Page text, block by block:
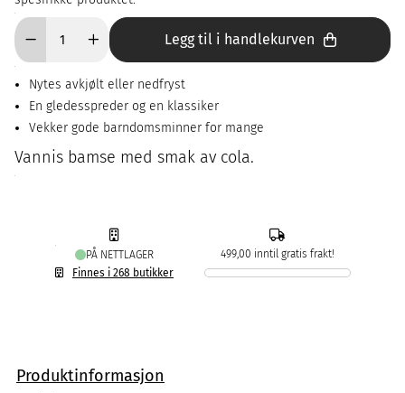
Legg til i handlekurven
Nytes avkjølt eller nedfryst
En gledesspreder og en klassiker
Vekker gode barndomsminner for mange
Vannis bamse med smak av cola.
PÅ NETTLAGER
Finnes i 268 butikker
499,00 inntil gratis frakt!
Produktinformasjon